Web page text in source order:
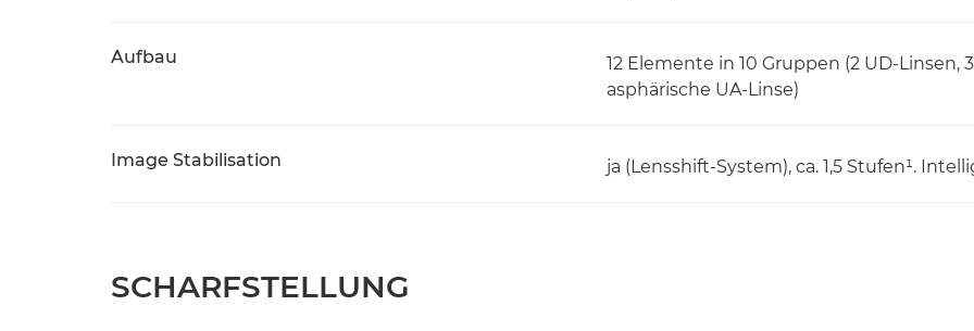
Aufbau
12 Elemente in 10 Gruppen (2 UD-
asphärische UA-Linse)
Image Stabilisation ja (Lensshift-System), ca. 1,5 Stufen¹.
SCHARFSTELLUNG